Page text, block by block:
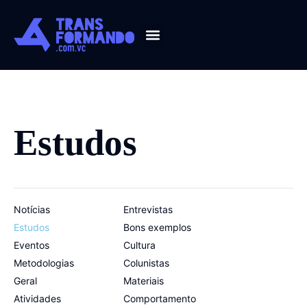
Estudos
Notícias
Entrevistas
Estudos
Bons exemplos
Eventos
Cultura
Metodologias
Colunistas
Geral
Materiais
Atividades
Comportamento